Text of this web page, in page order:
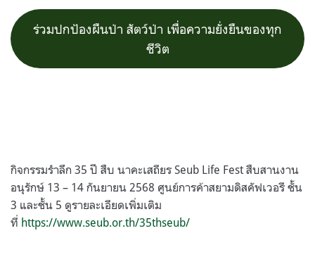
ร่วมปกป้องผืนป่า สัตว์ป่า เพื่อความยั่งยืนของทุก
ชีวิต
กิจกรรมรำลึก 35 ปี สืบ นาคะเสถียร Seub Life Fest สืบสานงาน
อนุรักษ์ 13 – 14 กันยายน 2568 ศูนย์การค้าสยามดิสคัฟเวอรี ชั้น
3 และชั้น 5 ดูรายละเอียดเพิ่มเติม
ที่ https://www.seub.or.th/35thseub/